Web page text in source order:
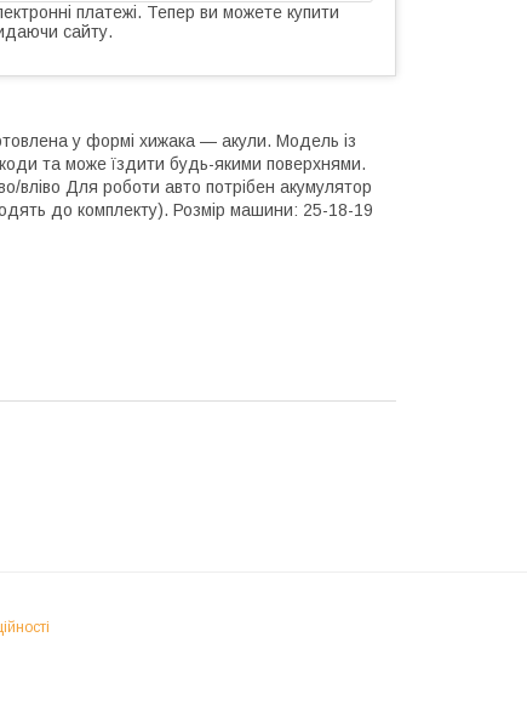
платежі. Тепер ви можете купити
сайту.
у формі хижака — акули. Модель із
та може їздити будь-якими поверхнями.
вліво Для роботи авто потрібен акумулятор
до комплекту). Розмір машини: 25-18-19